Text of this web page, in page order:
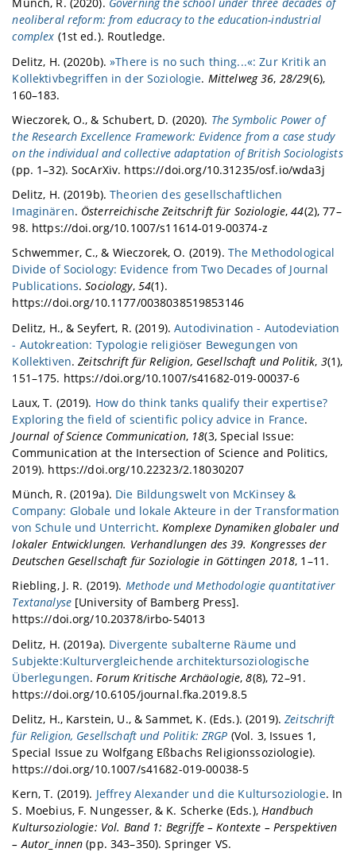
Münch, R. (2020). Governing the school under three decades of
neoliberal reform: from educracy to the education-industrial
complex (1st ed.). Routledge.
Delitz, H. (2020b).»There is no such thing...«: Zur Kritik an
Kollektivbegriffen in der Soziologie. Mittelweg 36, 28/29(6),
160–183.
Wieczorek, O., & Schubert, D. (2020). The Symbolic Power of
the Research Excellence Framework: Evidence from a case study
on the individual and collective adaptation of British Sociologists
(pp. 1–32). SocArXiv. https://doi.org/10.31235/osf.io/wda3j
Delitz, H. (2019b).Theorien des gesellschaftlichen
Imaginären. Österreichische Zeitschrift für Soziologie,44(2), 77–
98. https://doi.org/10.1007/s11614-019-00374-z
Schwemmer, C., & Wieczorek, O. (2019). The Methodological
Divide of Sociology: Evidence from Two Decades of Journal
Publications.Sociology, 54(1).
https://doi.org/10.1177/0038038519853146
Delitz, H., & Seyfert, R. (2019).Autodivination - Autodeviation
- Autokreation: Typologie religiöser Bewegungen von
Kollektiven.Zeitschrift für Religion, Gesellschaft und Politik, 3(1),
151–175. https://doi.org/10.1007/s41682-019-00037-6
Laux, T. (2019). How do think tanks qualify their expertise?
Exploring the field of scientific policy advice in France.
Journal of Science Communication, 18(3, Special Issue:
Communication at the Intersection of Science and Politics,
2019). https://doi.org/10.22323/2.18030207
Münch, R. (2019a). Die Bildungswelt von McKinsey &
Company: Globale und lokale Akteure in der Transformation
von Schule und Unterricht.Komplexe Dynamiken globaler und
lokaler Entwicklungen. Verhandlungen des 39. Kongresses der
Deutschen Gesellschaft für Soziologie in Göttingen 2018, 1–11.
Riebling, J. R. (2019). Methode und Methodologie quantitativer
Textanalyse[University of Bamberg Press].
https://doi.org/10.20378/irbo-54013
Delitz, H. (2019a). Divergente subalterne Räume und
Subjekte:Kulturvergleichende architektursoziologische
Überlegungen. Forum Kritische Archäologie,8(8), 72–91.
https://doi.org/10.6105/journal.fka.2019.8.5
Delitz, H., Karstein, U., & Sammet, K. (Eds.). (2019).Zeitschrift
für Religion, Gesellschaft und Politik: ZRGP (Vol. 3, Issues 1,
Special Issue zu Wolfgang Eßbachs Religionssoziologie).
https://doi.org/10.1007/s41682-019-00038-5
Kern, T. (2019). Jeffrey Alexander und die Kultursoziologie. In
S. Moebius, F. Nungesser, & K. Scherke (Eds.), Handbuch
Kultursoziologie: Vol. Band 1: Begriffe – Kontexte – Perspektiven
– Autor_innen (pp. 343–350). Springer VS.